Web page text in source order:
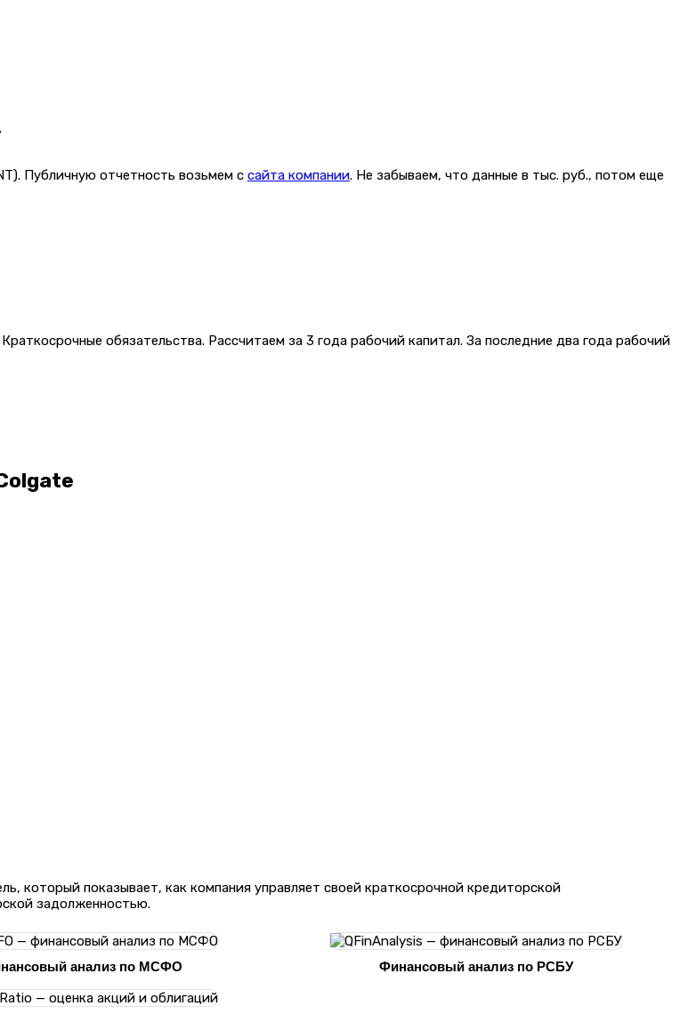
Публичную отчетность возьмем с сайта компании. Не забываем, что данные в тыс. руб., потом еще
обязательства. Рассчитаем за 3 года рабочий капитал. За последние два года рабочий
который показывает, как компания управляет своей краткосрочной кредиторской
задолженностью.
анализ по МСФО Финансовый анализ по РСБУ